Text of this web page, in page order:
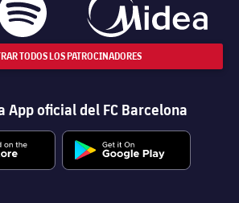
TODOS LOS PATROCINADORES
App oficial del FC Barcelona